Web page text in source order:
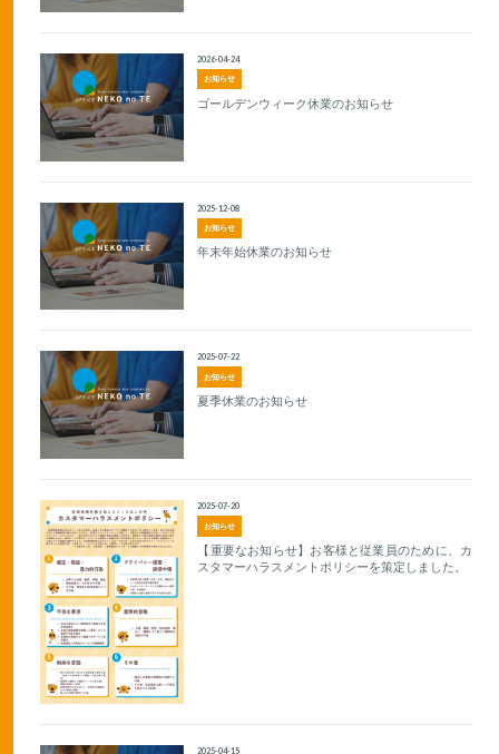
お知らせ
2026-04-24
ゴールデンウィーク休業のお知らせ
お知らせ
2025-12-08
年末年始休業のお知らせ
お知らせ
2025-07-22
夏季休業のお知らせ
お知らせ
2025-07-20
【重要なお知らせ】お客様と従業員のために、カ
スタマーハラスメントポリシーを策定しました。
2025-04-15